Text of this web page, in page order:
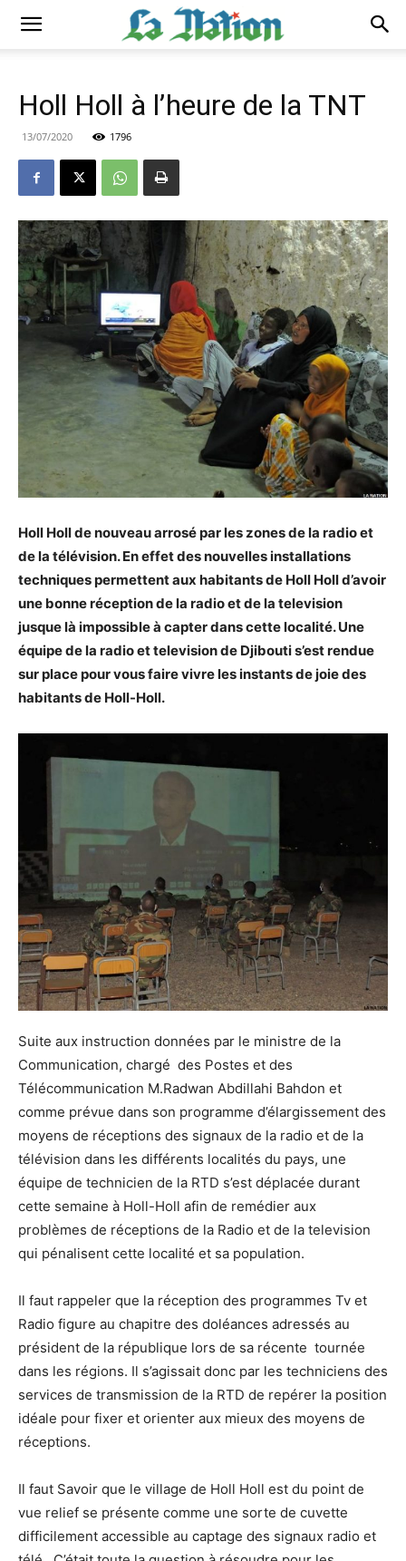
Holl Holl à l’heure de la TNT
13/07/2020 1796
Holl Holl de nouveau arrosé par les zones de la radio et
de la télévision. En effet des nouvelles installations
techniques permettent aux habitants de Holl Holl d’avoir
une bonne réception de la radio et de la television
jusque là impossible à capter dans cette localité. Une
équipe de la radio et television de Djibouti s’est rendue
sur place pour vous faire vivre les instants de joie des
habitants de Holl-Holl.
Suite aux instruction données par le ministre de la
Communication, chargé des Postes et des
Télécommunication M.Radwan Abdillahi Bahdon et
comme prévue dans son programme d’élargissement des
moyens de réceptions des signaux de la radio et de la
télévision dans les différents localités du pays, une
équipe de technicien de la RTD s’est déplacée durant
cette semaine à Holl-Holl afin de remédier aux
problèmes de réceptions de la Radio et de la television
qui pénalisent cette localité et sa population.
Il faut rappeler que la réception des programmes Tv et
Radio figure au chapitre des doléances adressés au
président de la république lors de sa récente tournée
dans les régions. Il s’agissait donc par les techniciens des
services de transmission de la RTD de repérer la position
idéale pour fixer et orienter aux mieux des moyens de
réceptions.
Il faut Savoir que le village de Holl Holl est du point de
vue relief se présente comme une sorte de cuvette
difficilement accessible au captage des signaux radio et